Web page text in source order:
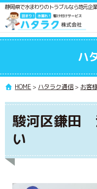
静岡県で水まわりのトラブルなら地元企
ホーム
サービスと料金
作業の流れ
よくあるご質問
会社情報
ハ
HOME > ハタラク通信> お客
駿河区鎌田
い